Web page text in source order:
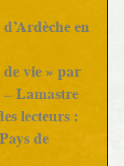
en
vie » par
Lamastre
lecteurs :
de